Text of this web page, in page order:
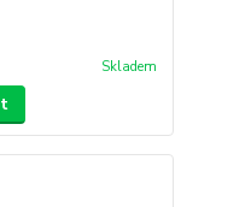
Skladem